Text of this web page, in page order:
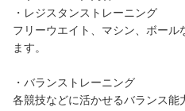
・レジスタンストレーニング
フリーウエイト、マシン、ボール
ます。
・バランストレーニング
各競技などに活かせるバランス能